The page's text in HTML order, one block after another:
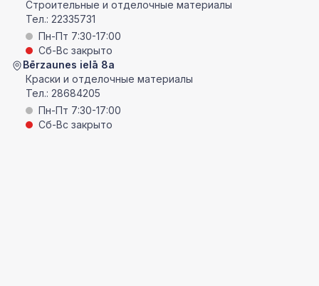
Строительные и отделочные материалы
Тел.: 22335731
Пн-Пт 7:30-17:00
Сб-Вс закрыто
Bērzaunes ielā 8a
Краски и отделочные материалы
Тел.: 28684205
Пн-Пт 7:30-17:00
Сб-Вс закрыто